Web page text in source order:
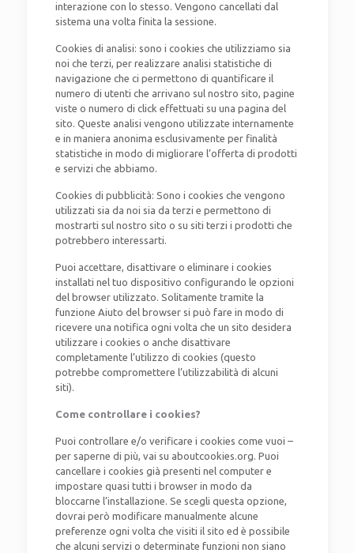
interazione con lo stesso. Vengono cancellati dal
sistema una volta finita la sessione.
Cookies di analisi: sono i cookies che utilizziamo sia
noi che terzi, per realizzare analisi statistiche di
navigazione che ci permettono di quantificare il
numero di utenti che arrivano sul nostro sito, pagine
viste o numero di click effettuati su una pagina del
sito. Queste analisi vengono utilizzate internamente
e in maniera anonima esclusivamente per finalità
statistiche in modo di migliorare l’offerta di prodotti
e servizi che abbiamo.
Cookies di pubblicità: Sono i cookies che vengono
utilizzati sia da noi sia da terzi e permettono di
mostrarti sul nostro sito o su siti terzi i prodotti che
potrebbero interessarti.
Puoi accettare, disattivare o eliminare i cookies
installati nel tuo dispositivo configurando le opzioni
del browser utilizzato. Solitamente tramite la
funzione Aiuto del browser si può fare in modo di
ricevere una notifica ogni volta che un sito desidera
utilizzare i cookies o anche disattivare
completamente l’utilizzo di cookies (questo
potrebbe compromettere l’utilizzabilità di alcuni
siti).
Come controllare i cookies?
Puoi controllare e/o verificare i cookies come vuoi –
per saperne di più, vai su aboutcookies.org. Puoi
cancellare i cookies già presenti nel computer e
impostare quasi tutti i browser in modo da
bloccarne l’installazione. Se scegli questa opzione,
dovrai però modificare manualmente alcune
preferenze ogni volta che visiti il sito ed è possibile
che alcuni servizi o determinate funzioni non siano